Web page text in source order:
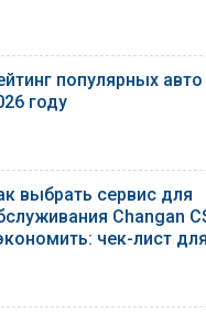
популярных
году
выбрать сервис для
Changan
чек-лист